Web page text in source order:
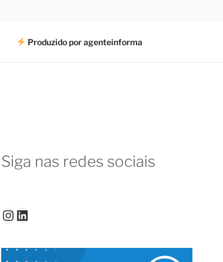
Produzido por agenteinforma
Siga nas redes sociais
Instagram
LinkedIn